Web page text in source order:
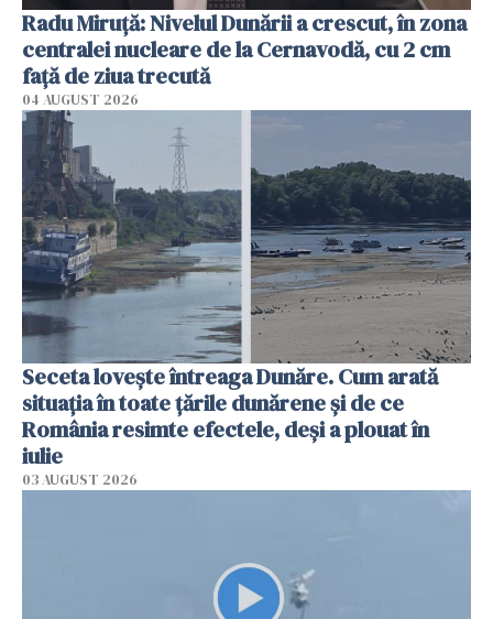
Radu Miruţă: Nivelul Dunării a crescut, în zona
centralei nucleare de la Cernavodă, cu 2 cm
faţă de ziua trecută
04 AUGUST 2026
Seceta lovește întreaga Dunăre. Cum arată
situația în toate țările dunărene și de ce
România resimte efectele, deși a plouat în
iulie
03 AUGUST 2026